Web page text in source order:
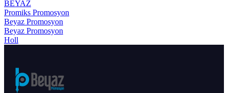
BEYAZ
Promiks Promosyon
Beyaz Promosyon
Beyaz Promosyon
Holl